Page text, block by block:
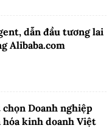
dẫn đầu tương lai
Alibaba.com
Doanh nghiệp
hóa kinh doanh Việt